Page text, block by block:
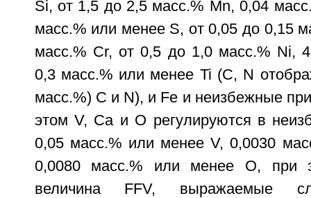
Si, от 1,5 до 2,5 масс.% Mn, 0,04
масс.% или менее S, от 0,05 до 0,15
масс.% Cr, от 0,5 до 1,0 масс.% Ni,
0,3 масс.% или менее Ti (С, N
масс.%) С и N), и Fe и неизбежные
этом V, Ca и О регулируются в
0,05 масс.% или менее V, 0,0030
0,0080 масс.% или менее О, при
величина FFV, выражаемые